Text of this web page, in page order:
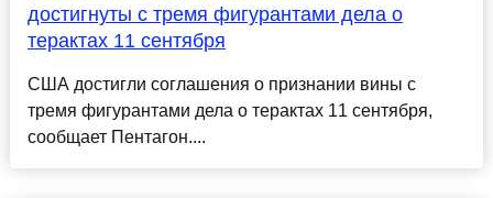
достигнуты с тремя фигурантами дела о
терактах 11 сентября
США достигли соглашения о признании вины с
тремя фигурантами дела о терактах 11 сентября,
сообщает Пентагон....